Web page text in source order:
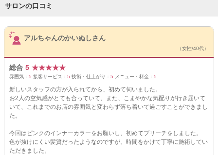
サロンの口コミ
サロンPick Up
アルちゃんのかいぬしさん
（女性/40代）
総合 5 ★★★★★
雰囲気： 5 接客サービス： 5 技術・仕上がり： 5 メニュー・料金： 5
新しいスタッフの方が入られてから、初めて伺いました。
お2人の空気感がとても合っていて、また、こまやかな気配りが行き届いて
いて、これまでのお店の雰囲気と変わらず落ち着いて過ごすことができまし
た。
今回はピンクのインナーカラーをお願いし、初めてブリーチをしました。
色が抜けにくい髪質だったようなのですが、時間をかけて丁寧に施術してい
ただきました。